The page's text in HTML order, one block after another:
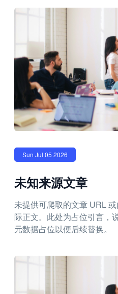
Sun Jul 05 2026
未知来源文章
未提供可爬取的文章 URL
际正文。此处为占位引言，
元数据占位以便后续替换。